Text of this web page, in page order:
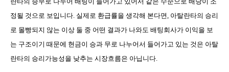
정될 것으로 보입니다. 실제로 환급률을 생각해 본다면, 아탈란타의 승리
로 몰빵되지 않는 이상 둘 중 어떤 결과가 나와도 배팅회사가 이익을 보
는 구조이기 때문에 현금이 승과 무로 나누어서 들어가고 있는 것은 아탈
란타의 승리가능성을 낮추는 시장흐름은 아닙니다.